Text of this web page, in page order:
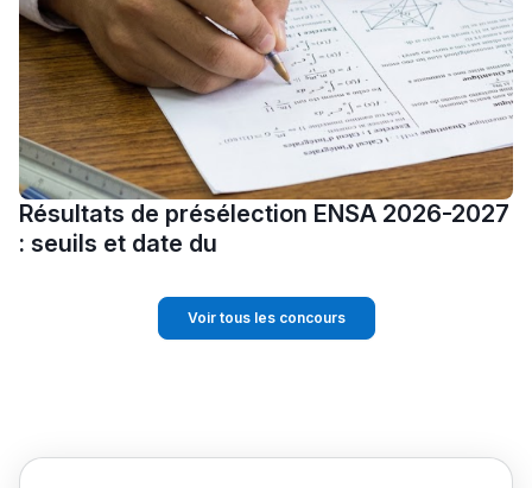
Résultats de présélection ENSA 2026-2027
: seuils et date du
Voir tous les concours